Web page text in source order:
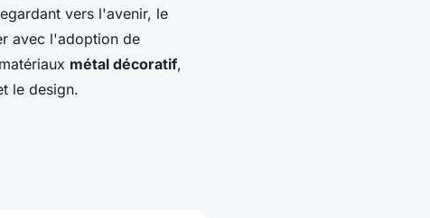
vers l'avenir, le
avec l'adoption de
métal décoratif,
le design.